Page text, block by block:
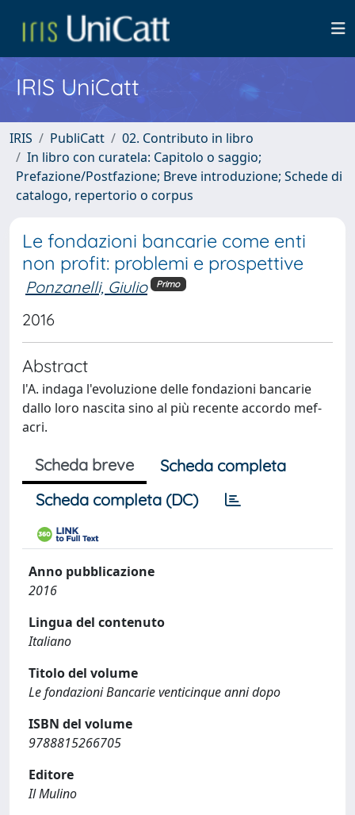
IRIS UniCatt
IRIS PubliCatt
02. Contributo in libro
In libro con curatela: Capitolo o saggio;
Prefazione/Postfazione; Breve introduzione; Schede di
catalogo, repertorio o corpus
Le fondazioni bancarie come enti
non profit: problemi e prospettive
Ponzanelli, Giulio Primo
2016
Abstract
l'A. indaga l'evoluzione delle fondazioni bancarie
dallo loro nascita sino al più recente accordo mef-
acri.
Scheda breve
Scheda completa
Scheda completa (DC)
Anno pubblicazione
2016
Lingua del contenuto
Italiano
Titolo del volume
Le fondazioni Bancarie venticinque anni dopo
ISBN del volume
9788815266705
Editore
Il Mulino